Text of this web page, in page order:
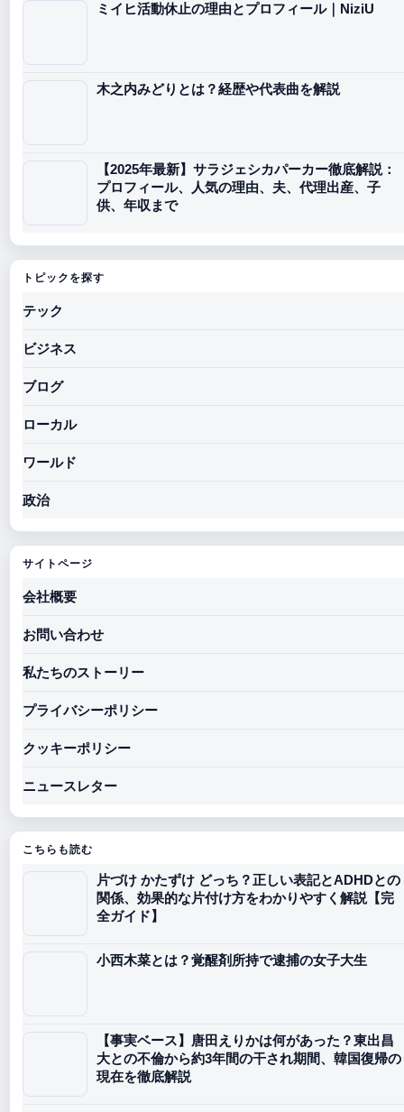
ミイヒ活動休止の理由とプロフィール｜NiziU
木之内みどりとは？経歴や代表曲を解説
【2025年最新】サラジェシカパーカー徹底解説：
プロフィール、人気の理由、夫、代理出産、子
供、年収まで
トピックを探す
テック
ビジネス
ブログ
ローカル
ワールド
政治
サイトページ
会社概要
お問い合わせ
私たちのストーリー
プライバシーポリシー
クッキーポリシー
ニュースレター
こちらも読む
片づけ かたずけ どっち？正しい表記とADHDとの
関係、効果的な片付け方をわかりやすく解説【完
全ガイド】
小西木菜とは？覚醒剤所持で逮捕の女子大生
【事実ベース】唐田えりかは何があった？東出昌
大との不倫から約3年間の干され期間、韓国復帰の
現在を徹底解説